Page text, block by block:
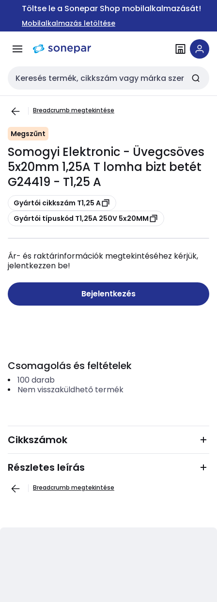
Ugrás a
Ugrás a
tartalomra
Töltse le a Sonepar Shop mobilalkalmazását!
Mobilalkalmazás letöltése
Keresési bemenet
Breadcrumb megtekintése
Megszűnt
Somogyi Elektronic - Üvegcsöves
5x20mm 1,25A T lomha bizt betét
G24419 - T1,25 A
Másolás
Gyártói cikkszám T1,25 A
Másolás
Gyártói típuskód T1,25A 250V 5x20MM
Ár- és raktárinformációk megtekintéséhez kérjük,
jelentkezzen be!
Bejelentkezés
Csomagolás és feltételek
100 darab
Nem visszaküldhető termék
Cikkszámok
Részletes leírás
Breadcrumb megtekintése